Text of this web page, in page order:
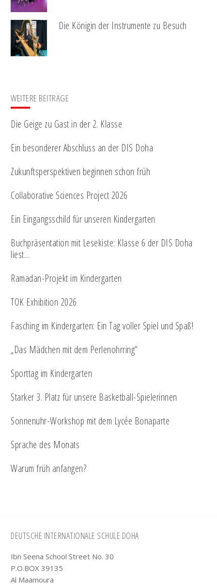
Die Königin der Instrumente zu Besuch
WEITERE BEITRÄGE
Die Geige zu Gast in der 2. Klasse
Ein besonderer Abschluss an der DIS Doha
Zukunftsperspektiven beginnen schon früh
Collaborative Sciences Project 2026
Ein Eingangsschild für unseren Kindergarten
Buchpräsentation mit Lesekiste: Klasse 6 der DIS Doha
liest…
Ramadan-Projekt im Kindergarten
TOK Exhibition 2026
Fasching im Kindergarten: Ein Tag voller Spiel und Spaß!
„Das Mädchen mit dem Perlenohrring“
Sporttag im Kindergarten
Starker 3. Platz für unsere Basketball-Spielerinnen
Sonnenuhr-Workshop mit dem Lycée Bonaparte
Sprache des Monats
Warum früh anfangen?
Footer
DEUTSCHE INTERNATIONALE SCHULE DOHA
Ibn Seena School Street No. 30
P.O.BOX 39135
Al Maamoura